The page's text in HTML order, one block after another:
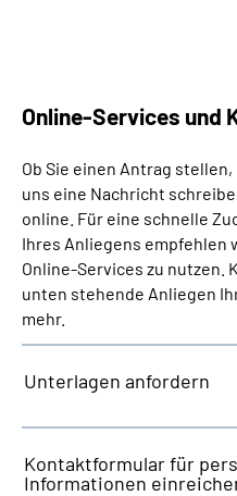
Die DRV Knappschaft-
Gebärdensprache
Leichte Sprache
Suche
Online-Services und
Ob Sie einen Antrag
uns eine Nachricht
online. Für eine schnelle
Ihres Anliegens empfehlen
Online-Services zu nutzen.
unten stehende Anliegen
mehr.
Unterlagen anfordern
Kontaktformular für
Informationen